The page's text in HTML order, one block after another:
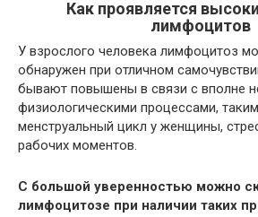
Как проявляется
лимфоцитов
У взрослого человека лимфоцитоз
обнаружен при отличном
бывают повышены в связи с вполне
физиологическими процессами,
менструальный цикл у женщины,
рабочих моментов.
С большой уверенностью можно
лимфоцитозе при наличии таких